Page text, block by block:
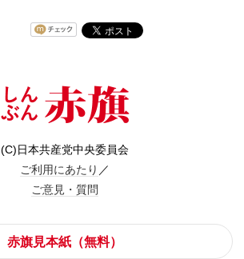
(C)日本共産党中央委員会
ご利用にあたり ／
ご意見・質問
赤旗見本紙（無料）